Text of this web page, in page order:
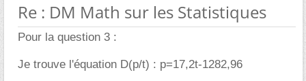
Re : DM Math sur les Statistiques
Pour la question 3 :
Je trouve l'équation D(p/t) : p=17,2t-1282,96